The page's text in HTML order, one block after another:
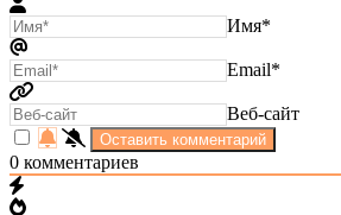
Имя*
Email*
Веб-сайт
0 комментариев